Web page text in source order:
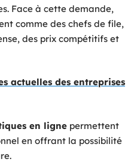
Face à cette demande,
comme des chefs de file,
des prix compétitifs et
actuelles des entreprises
en ligne permettent
en offrant la possibilité